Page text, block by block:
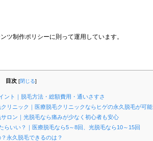
ツ制作ポリシーに則って運用しています。
目次 [閉じる]
ント｜脱毛方法・総額費用・通いさすさ
リニック｜医療脱毛クリニックならヒゲの永久脱毛が可能
ロン｜光脱毛なら痛みが少なく初心者も安心
らいい？｜医療脱毛なら5～8回、光脱毛なら10～15回
永久脱毛できるのは？